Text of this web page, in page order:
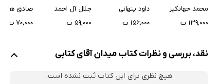
محمد جهانگیر
۱۳۹,۰۰۰ ت
شماره 101
داود پنهانی
۱۵۶,۰۰۰ ت
جلال آل احمد
۵۹,۰۰۰ ت
صادق
۷۰,۰۰۰ ت
نقد، بررسی و نظرات کتاب میدان آقای کتابی
هیچ نظری برای این کتاب ثبت نشده است.